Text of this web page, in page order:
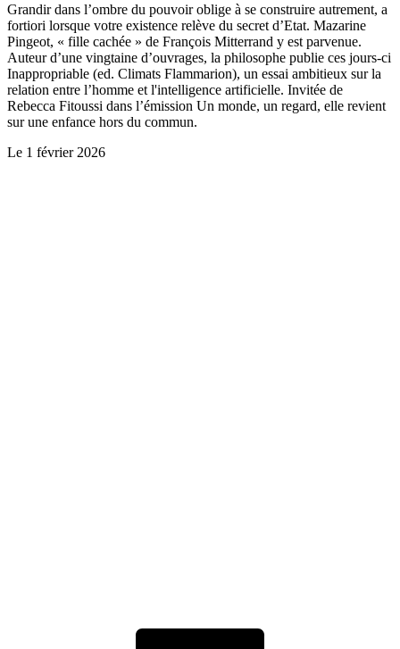
Grandir dans l’ombre du pouvoir oblige à se construire autrement, a
fortiori lorsque votre existence relève du secret d’Etat. Mazarine
Pingeot, « fille cachée » de François Mitterrand y est parvenue.
Auteur d’une vingtaine d’ouvrages, la philosophe publie ces jours-ci
Inappropriable (ed. Climats Flammarion), un essai ambitieux sur la
relation entre l’homme et l'intelligence artificielle. Invitée de
Rebecca Fitoussi dans l’émission Un monde, un regard, elle revient
sur une enfance hors du commun.
Le 1 février 2026